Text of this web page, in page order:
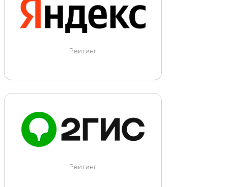
Рейтинг
Рейтинг